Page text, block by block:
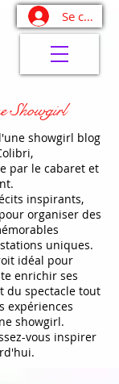
Se
Showgirl
showgirl blog
par le cabaret et
inspirants,
organiser des
uniques.
idéal pour
enrichir ses
du spectacle tout
expériences
showgirl.
vous inspirer